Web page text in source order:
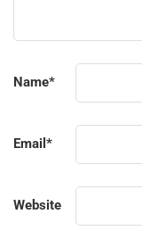
Name*
Email *
Website